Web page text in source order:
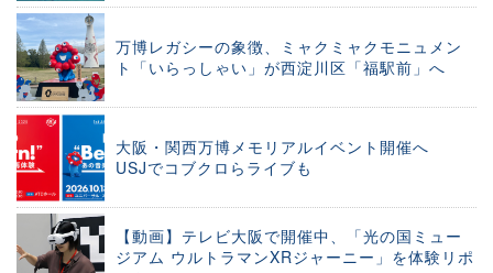
万博レガシーの象徴、ミャクミャクモニュメン
ト「いらっしゃい」が西淀川区「福駅前」へ
大阪・関西万博メモリアルイベント開催へ
USJでコブクロらライブも
【動画】テレビ大阪で開催中、「光の国ミュー
ジアム ウルトラマンXRジャーニー」を体験リポ